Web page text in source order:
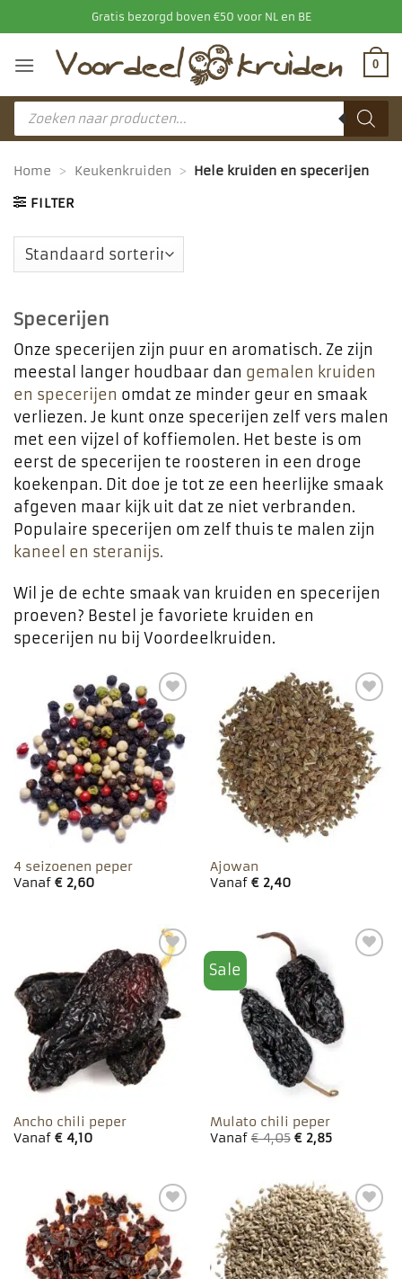
naar
inhoud
Gratis bezorgd boven €50 voor NL en BE
0
Producten
zoeken
Home > Keukenkruiden > Hele kruiden en specerijen
FILTER
Specerijen
Onze specerijen zijn puur en aromatisch. Ze zijn
meestal langer houdbaar dan gemalen kruiden
en specerijen omdat ze minder geur en smaak
verliezen. Je kunt onze specerijen zelf vers malen
met een vijzel of koffiemolen. Het beste is om
eerst de specerijen te roosteren in een droge
koekenpan. Dit doe je tot ze een heerlijke smaak
afgeven maar kijk uit dat ze niet verbranden.
Populaire specerijen om zelf thuis te malen zijn
kaneel en steranijs.
Wil je de echte smaak van kruiden en specerijen
proeven? Bestel je favoriete kruiden en
specerijen nu bij Voordeelkruiden.
Toevoegen
aan
favorieten
4 seizoenen peper
Vanaf €2,60
Toevoegen
aan
favorieten
Ajowan
Vanaf €2,40
Toevoegen
aan
favorieten
Ancho chili peper
Vanaf €4,10
Sale
Toevoegen
favorieten
Mulato chili peper
Vanaf€4,05 €2,85
Toevoegen
aan
favorieten
Toevoegen
aan
favorieten